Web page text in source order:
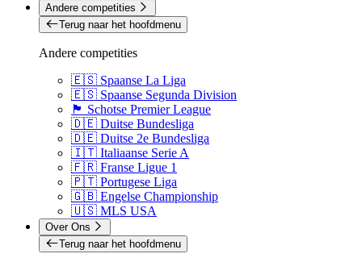
Andere competities
Terug naar het hoofdmenu
Andere competities
🇪🇸 Spaanse La Liga
🇪🇸 Spaanse Segunda Division
🏴󠁧󠁢󠁳󠁣󠁴󠁿 Schotse Premier League
🇩🇪 Duitse Bundesliga
🇩🇪 Duitse 2e Bundesliga
🇮🇹 Italiaanse Serie A
🇫🇷 Franse Ligue 1
🇵🇹 Portugese Liga
🇬🇧 Engelse Championship
🇺🇸 MLS USA
Over Ons
Terug naar het hoofdmenu